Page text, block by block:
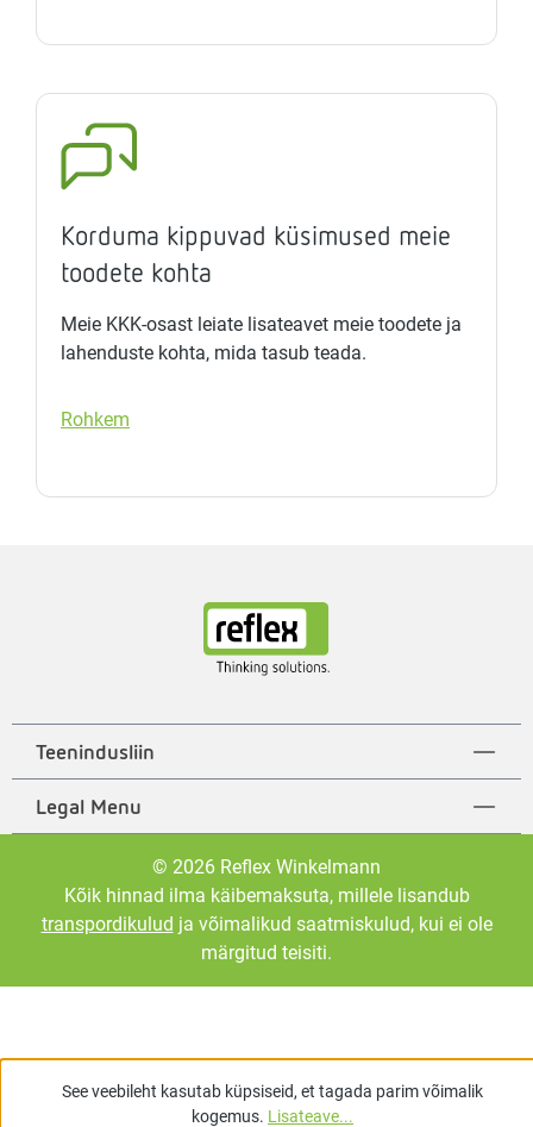
Korduma kippuvad küsimused meie
toodete kohta
Meie KKK-osast leiate lisateavet meie toodete ja
lahenduste kohta, mida tasub teada.
Rohkem
Teenindusliin
Legal Menu
© 2026 Reflex Winkelmann
Kõik hinnad ilma käibemaksuta, millele lisandub
transpordikulud ja võimalikud saatmiskulud, kui ei ole
märgitud teisiti.
See veebileht kasutab küpsiseid, et tagada parim võimalik
kogemus. Lisateave...